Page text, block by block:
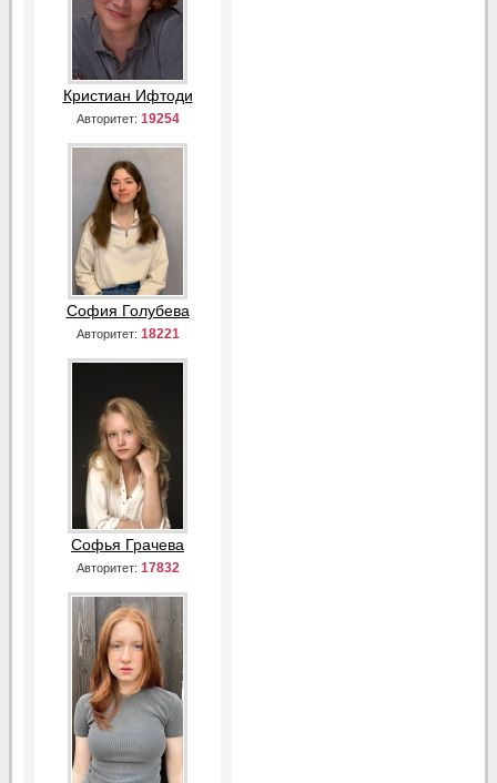
Кристиан Ифтоди
Авторитет: 19254
София Голубева
Авторитет: 18221
Софья Грачева
Авторитет: 17832